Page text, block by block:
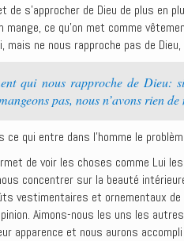
s’approcher de Dieu de plus en
ce qu’on met comme
ne nous rapproche pas de
qui nous rapproche de Dieu:
pas, nous n’avons rien de
qui entre dans l’homme le
de voir les choses comme Lui
concentrer sur la beauté
vestimentaires et ornementaux
Aimons-nous les uns les
apparence et nous aurons